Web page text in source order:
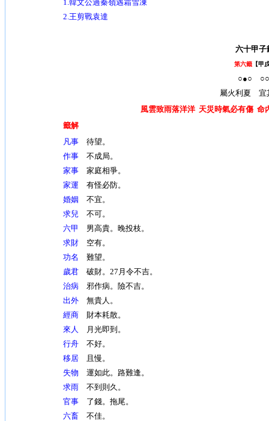
1.韓文公過秦嶺遇霜雪凍
2.王剪戰袁達
六十甲子
第六籤【甲
○●○
屬火利夏 宜
風雲致雨落洋洋 天災時氣必有傷 命
籤解
凡事待望。
作事不成局。
家事家庭相爭。
家運 有怪必防。
婚姻 不宜。
求兒不可。
六甲 男高貴。晚投枝。
求財空有。
功名 難望。
歲君破財。27月令不吉。
治病 邪作病。險不吉。
出外無貴人。
經商財本耗散。
來人 月光即到。
行舟不好。
移居且慢。
失物 運如此。路難逢。
求雨不到則久。
官事了錢。拖尾。
六畜不佳。